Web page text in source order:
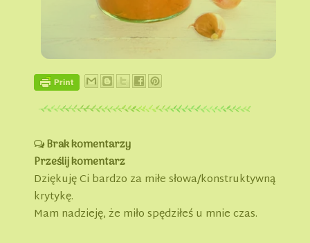
Brak komentarzy
Prześlij komentarz
Dziękuję Ci bardzo za miłe słowa/konstruktywną
krytykę.
Mam nadzieję, że miło spędziłeś u mnie czas.